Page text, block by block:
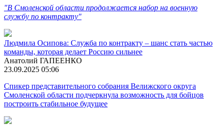
"В Смоленской области продолжается набор на военную
службу по контракту"
Людмила Осипова: Служба по контракту – шанс стать частью
команды, которая делает Россию сильнее
Анатолий ГАПЕЕНКО
23.09.2025 05:06
Спикер представительного собрания Велижского округа
Смоленской области подчеркнула возможность для бойцов
построить стабильное будущее